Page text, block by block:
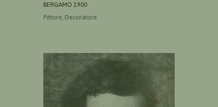
BERGAMO 1900
Pittore, Decoratore